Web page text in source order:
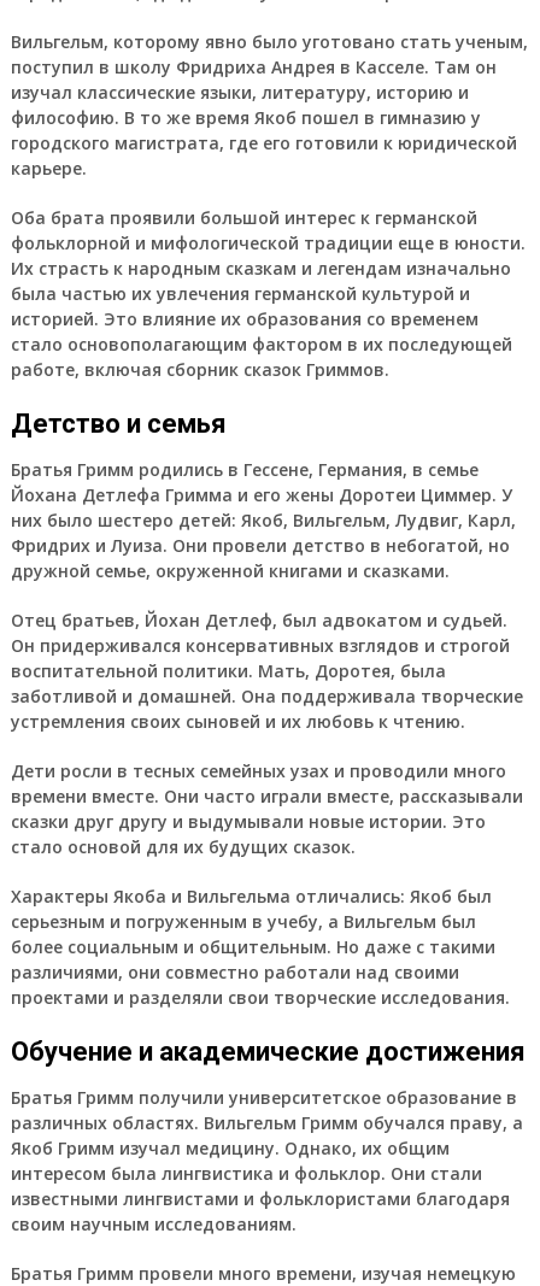
Вильгельм, которому явно было уготовано стать ученым,
поступил в школу Фридриха Андрея в Касселе. Там он
изучал классические языки, литературу, историю и
философию. В то же время Якоб пошел в гимназию у
городского магистрата, где его готовили к юридической
карьере.
Оба брата проявили большой интерес к германской
фольклорной и мифологической традиции еще в юности.
Их страсть к народным сказкам и легендам изначально
была частью их увлечения германской культурой и
историей. Это влияние их образования со временем
стало основополагающим фактором в их последующей
работе, включая сборник сказок Гриммов.
Детство и семья
Братья Гримм родились в Гессене, Германия, в семье
Йохана Детлефа Гримма и его жены Доротеи Циммер. У
них было шестеро детей: Якоб, Вильгельм, Лудвиг, Карл,
Фридрих и Луиза. Они провели детство в небогатой, но
дружной семье, окруженной книгами и сказками.
Отец братьев, Йохан Детлеф, был адвокатом и судьей.
Он придерживался консервативных взглядов и строгой
воспитательной политики. Мать, Доротея, была
заботливой и домашней. Она поддерживала творческие
устремления своих сыновей и их любовь к чтению.
Дети росли в тесных семейных узах и проводили много
времени вместе. Они часто играли вместе, рассказывали
сказки друг другу и выдумывали новые истории. Это
стало основой для их будущих сказок.
Характеры Якоба и Вильгельма отличались: Якоб был
серьезным и погруженным в учебу, а Вильгельм был
более социальным и общительным. Но даже с такими
различиями, они совместно работали над своими
проектами и разделяли свои творческие исследования.
Обучение и академические достижения
Братья Гримм получили университетское образование в
различных областях. Вильгельм Гримм обучался праву, а
Якоб Гримм изучал медицину. Однако, их общим
интересом была лингвистика и фольклор. Они стали
известными лингвистами и фольклористами благодаря
своим научным исследованиям.
Братья Гримм провели много времени, изучая немецкую